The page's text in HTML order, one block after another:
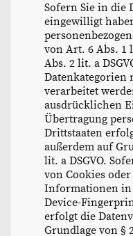
Sofern Sie in die
eingewilligt
von Art. 6 Abs. 1
Abs. 2 lit. a
Datenkategorien
verarbeitet
ausdrücklichen
Übertragung
Drittstaaten
außerdem auf
lit. a DSGVO.
von Cookies
Informationen in
Device-
erfolgt die
Grundlage von §